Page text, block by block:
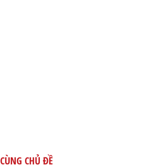
CÙNG CHỦ ĐỀ